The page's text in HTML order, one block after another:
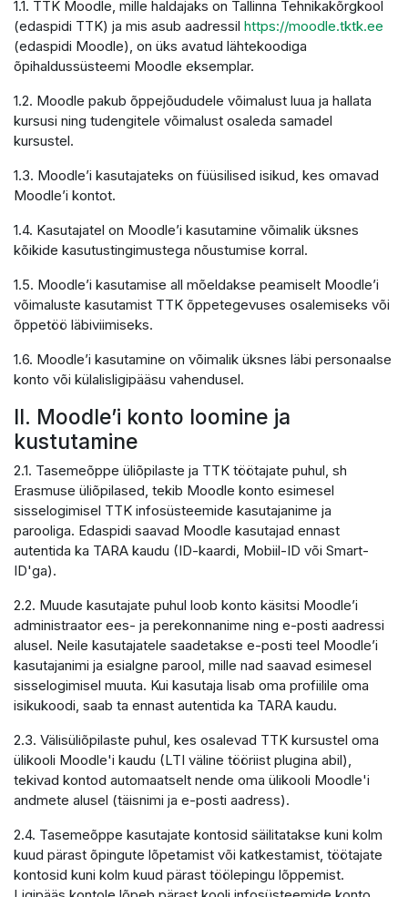
1.1. TTK Moodle, mille haldajaks on Tallinna Tehnikakõrgkool
(edaspidi TTK) ja mis asub aadressil https://moodle.tktk.ee
(edaspidi Moodle), on üks avatud lähtekoodiga
õpihaldussüsteemi Moodle eksemplar.
1.2. Moodle pakub õppejõududele võimalust luua ja hallata
kursusi ning tudengitele võimalust osaleda samadel
kursustel.
1.3. Moodle’i kasutajateks on füüsilised isikud, kes omavad
Moodle’i kontot.
1.4. Kasutajatel on Moodle’i kasutamine võimalik üksnes
kõikide kasutustingimustega nõustumise korral.
1.5. Moodle’i kasutamise all mõeldakse peamiselt Moodle’i
võimaluste kasutamist TTK õppetegevuses osalemiseks või
õppetöö läbiviimiseks.
1.6. Moodle’i kasutamine on võimalik üksnes läbi personaalse
konto või külalisligipääsu vahendusel.
II. Moodle’i konto loomine ja
kustutamine
2.1. Tasemeõppe üliõpilaste ja TTK töötajate puhul, sh
Erasmuse üliõpilased, tekib Moodle konto esimesel
sisselogimisel TTK infosüsteemide kasutajanime ja
parooliga. Edaspidi saavad Moodle kasutajad ennast
autentida ka TARA kaudu (ID-kaardi, Mobiil-ID või Smart-
ID'ga).
2.2. Muude kasutajate puhul loob konto käsitsi Moodle’i
administraator ees- ja perekonnanime ning e-posti aadressi
alusel. Neile kasutajatele saadetakse e-posti teel Moodle’i
kasutajanimi ja esialgne parool, mille nad saavad esimesel
sisselogimisel muuta. Kui kasutaja lisab oma profiilile oma
isikukoodi, saab ta ennast autentida ka TARA kaudu.
2.3. Välisüliõpilaste puhul, kes osalevad TTK kursustel oma
ülikooli Moodle'i kaudu (LTI väline tööriist plugina abil),
tekivad kontod automaatselt nende oma ülikooli Moodle'i
andmete alusel (täisnimi ja e-posti aadress).
2.4. Tasemeõppe kasutajate kontosid säilitatakse kuni kolm
kuud pärast õpingute lõpetamist või katkestamist, töötajate
kontosid kuni kolm kuud pärast töölepingu lõppemist.